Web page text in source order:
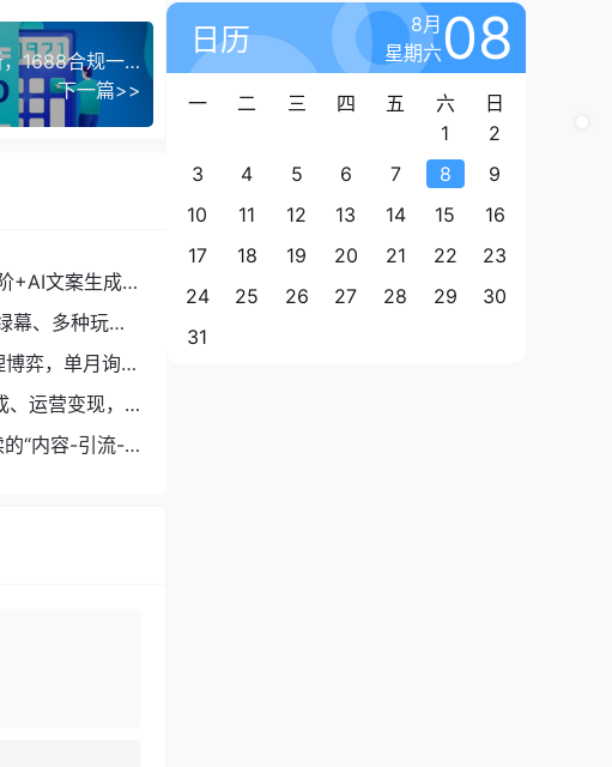
（第17269期）-低成本淘宝运营-5月更新，1688合规一件代发，掌握选品上架与优化运营技巧
下一篇>>
+AI文案生成
幕、多种玩
弈，单月询盘
运营变现，
“内容-引流-
日历
8月
星期六08
一 二 三 四 五 六
日
1
2
3
4 5 6 7 8
9
10
11 12 13 14 15
16
17
18 19 20 21 22
23
24
25 26 27 28 29
30
31